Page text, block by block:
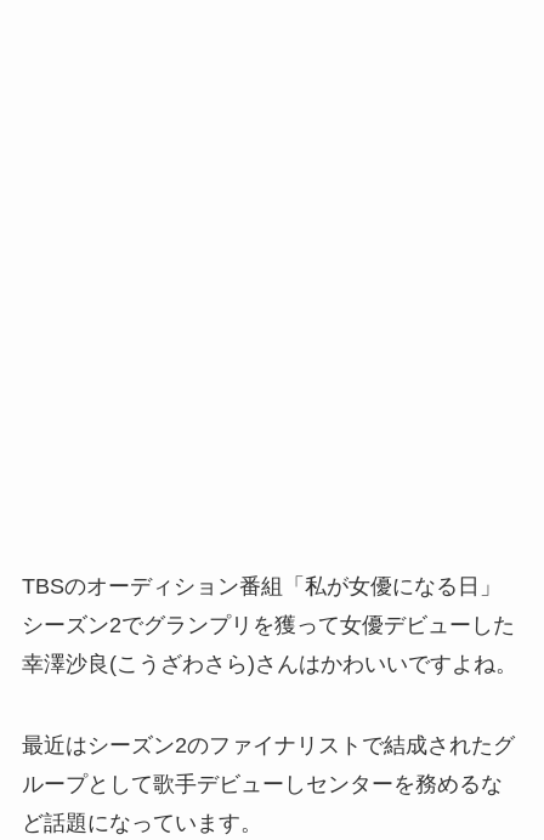
TBSのオーディション番組「私が女優になる日」
シーズン2でグランプリを獲って女優デビューした
幸澤沙良(こうざわさら)さんはかわいいですよね。
最近はシーズン2のファイナリストで結成されたグ
ループとして歌手デビューしセンターを務めるな
ど話題になっています。